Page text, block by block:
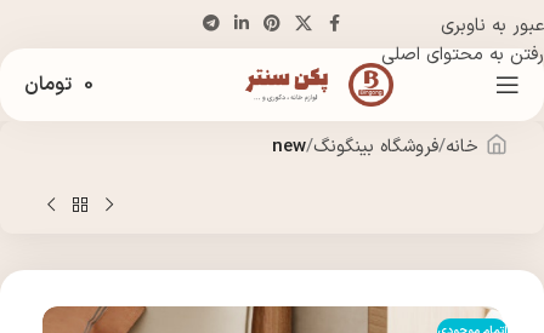
عبور به ناوبری
رفتن به محتوای اصلی
0 تومان
خانه فروشگاه بینگونگ new